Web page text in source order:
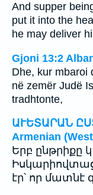
And supper
put it into the
he may deliver
Gjoni 13:2
Dhe, kur mbaroi
në zemër Judë
tradhtonte,
ԱՒԵՏԱՐԱՆ
Armenian
Երբ ընթրիքը
էր՝ որ մատնէ